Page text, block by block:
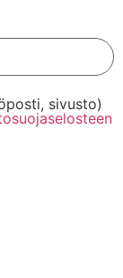
sivusto)